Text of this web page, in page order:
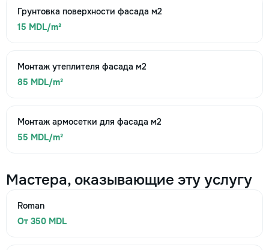
Грунтовка поверхности фасада м2
15 MDL/m²
Монтаж утеплителя фасада м2
85 MDL/m²
Монтаж армосетки для фасада м2
55 MDL/m²
Мастера, оказывающие эту услугу
Roman
От 350 MDL